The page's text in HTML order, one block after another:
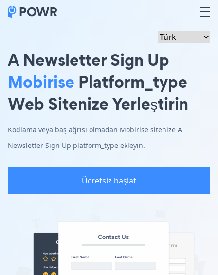
A Newsletter Sign Up
Mobirise Platform_type
Web Sitenize Yerleştirin
Kodlama veya baş ağrısı olmadan Mobirise sitenize A
Newsletter Sign Up platform_type ekleyin.
Ücretsiz başlat